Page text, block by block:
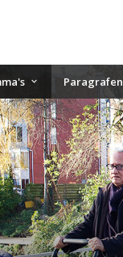
Paragrafen